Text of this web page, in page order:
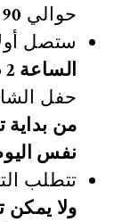
حوالي 90 دقيقة.
ستصل
الساعة 2 ظهرًا
حفل
من
نفس
تتطلب
ولا يمكن